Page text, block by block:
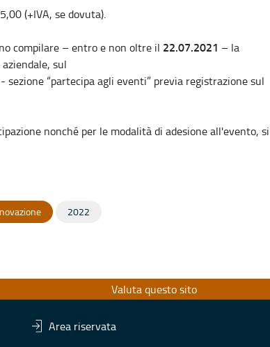
(+IVA, se dovuta).
compilare – entro e non oltre il 22.07.2021 – la
sul
“partecipa agli eventi” previa registrazione sul
nonché per le modalità di adesione all'evento, si
2022
Valuta questo sito
Area riservata